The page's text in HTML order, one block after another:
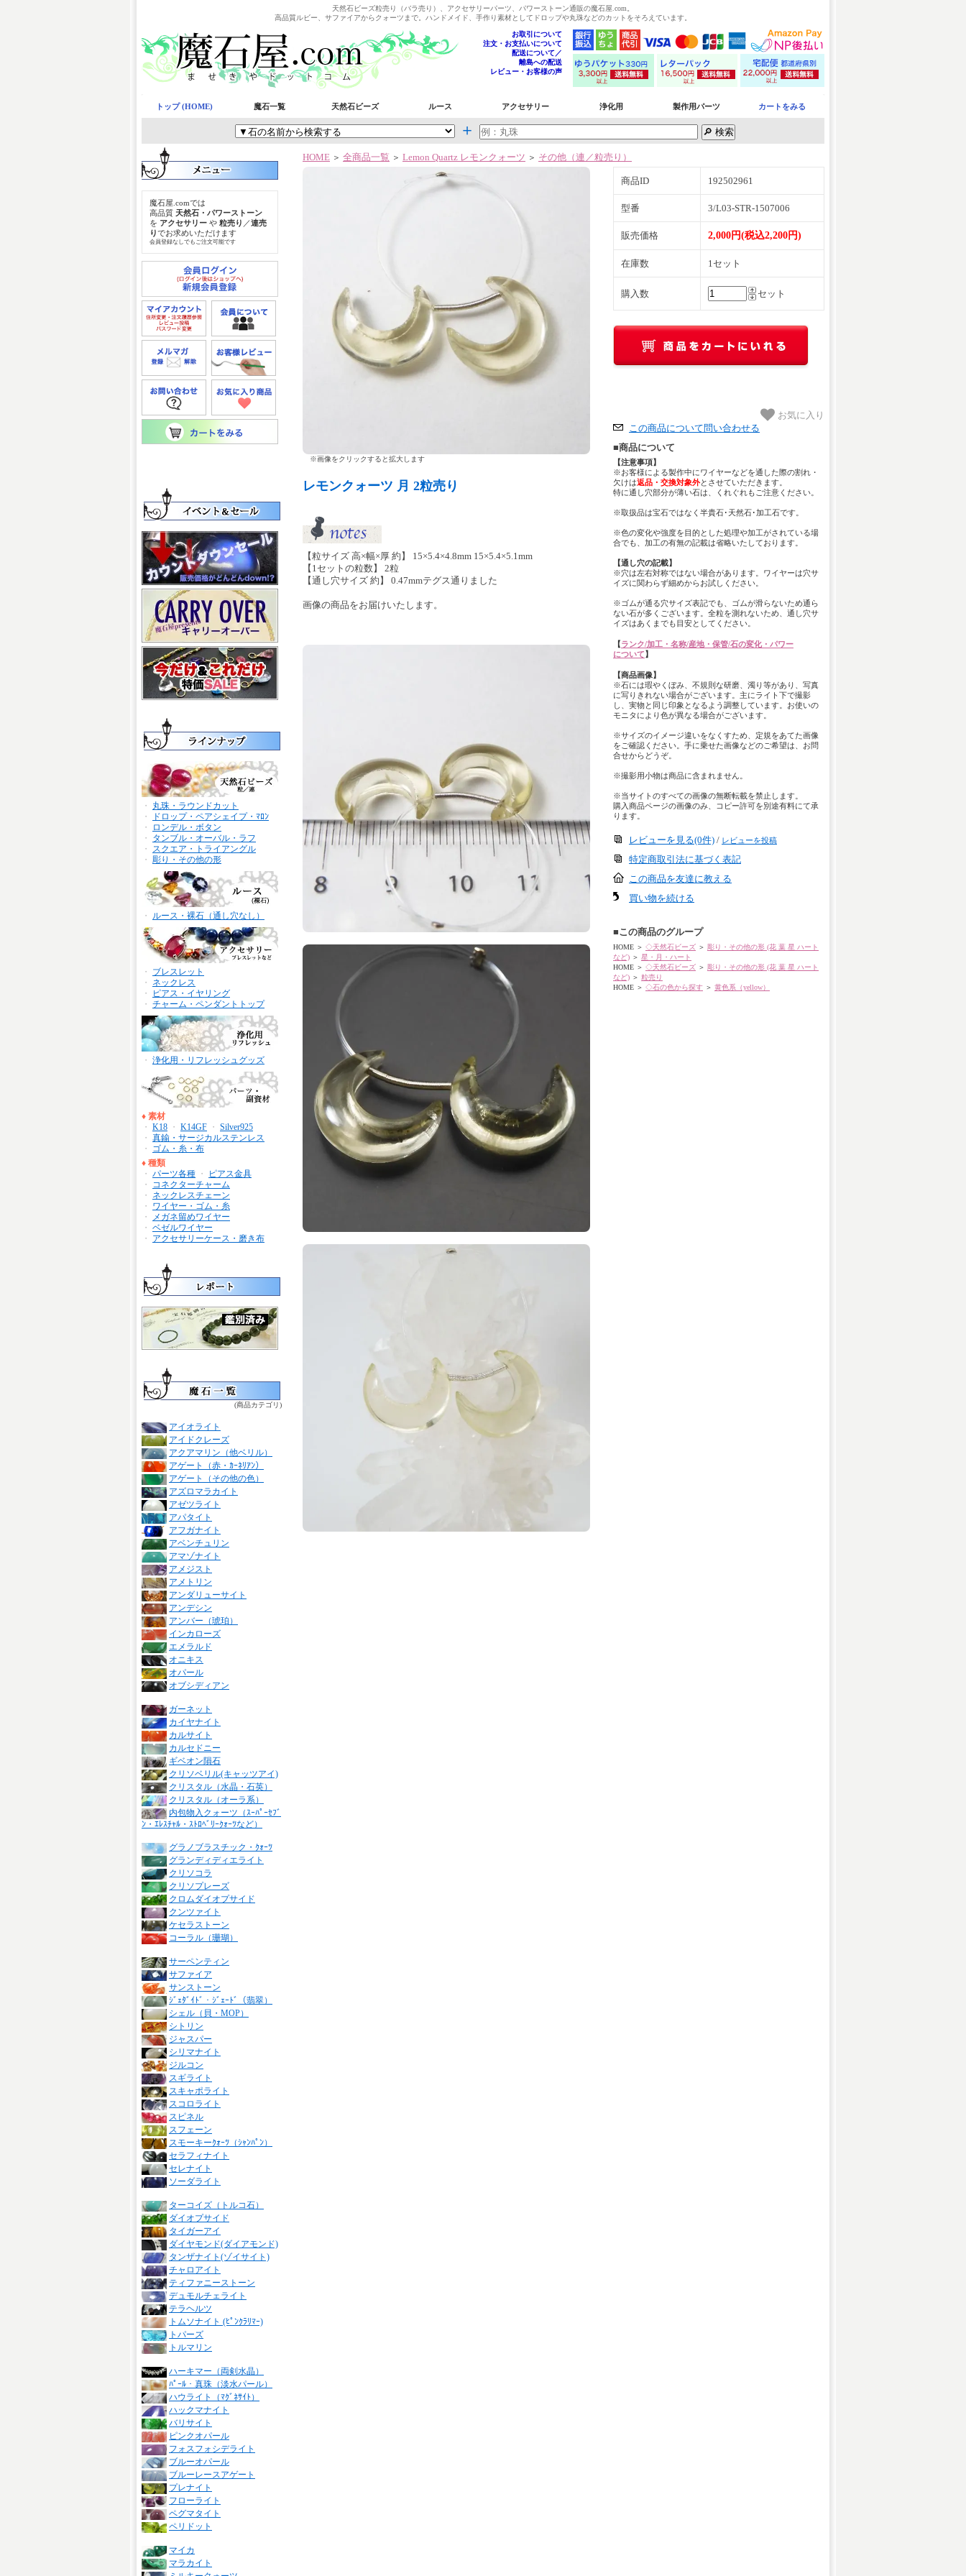
天然石ビーズ粒売り（バラ売り）、アクセサリーパーツ、パワーストーン通販の魔石屋.com。
高品質ルビー、サファイアからクォーツまで。ハンドメイド、手作り素材としてドロップや丸珠などのカットをそろえています。
お取引について
注文・お支払いについて
配送について／
離島への配送
レビュー・お客様の声
トップ (HOME) 魔石一覧 天然石ビーズ ルース アクセサリー 浄化用 製作用パーツ カートをみる
＋
魔石屋.comでは
高品質 天然石・パワーストーン
を アクセサリー や 粒売り ／連売
りでお求めいただけます
会員登録なしでもご注文可能です
・
丸珠・ラウンドカット
・
ドロップ・ペアシェイプ・ﾏﾛﾝ
・
ロンデル・ボタン
・
タンブル・オーバル・ラフ
・
スクエア・トライアングル
・ 彫り・その他の形
・ ルース・裸石（通し穴なし）
・
ブレスレット
・
ネックレス
・
ピアス・イヤリング
・ チャーム・ペンダントトップ
・ 浄化用・リフレッシュグッズ
♦ 素材
・ K18 ・ K14GF ・ Silver925
・ 真鍮・サージカルステンレス
・
ゴム・糸・布
♦ 種類
・ パーツ各種 ・
ピアス金具
・
コネクターチャーム
・
ネックレスチェーン
・
ワイヤー・ゴム・糸
・
メガネ留めワイヤー
・ ベゼルワイヤー
・
アクセサリーケース・磨き布
(商品カテゴリ)
アイオライト
アイドクレーズ
アクアマリン（他ベリル）
アゲート（赤・ｶｰﾈﾘｱﾝ）
アゲート（その他の色）
アズロマラカイト
アゼツライト
アパタイト
アフガナイト
アベンチュリン
アマゾナイト
アメジスト
アメトリン
アンダリューサイト
アンデシン
アンバー（琥珀）
インカローズ
エメラルド
オニキス
オパール
オブシディアン
ガーネット
カイヤナイト
カルサイト
カルセドニー
ギベオン隕石
クリソベリル(キャッツアイ)
クリスタル（水晶・石英）
クリスタル（オーラ系）
内包物入クォーツ（ｽｰﾊﾟｰｾﾌﾞ
ﾝ・ｴﾚｽﾁｬﾙ・ｽﾄﾛﾍﾞﾘｰｸｫｰﾂなど）
グラノブラスチック・ｸｫｰﾂ
グランディディエライト
クリソコラ
クリソプレーズ
クロムダイオプサイド
クンツァイト
ケセラストーン
コーラル（珊瑚）
サーペンティン
サファイア
サンストーン
ｼﾞｪﾀﾞｲﾄﾞ・ｼﾞｪｰﾄﾞ（翡翠）
シェル（貝・MOP）
シトリン
ジャスパー
シリマナイト
ジルコン
スギライト
スキャポライト
スコロライト
スピネル
スフェーン
スモーキーｸｫｰﾂ（ｼｬﾝﾊﾟﾝ）
セラフィナイト
セレナイト
ソーダライト
ターコイズ（トルコ石）
ダイオプサイド
タイガーアイ
ダイヤモンド(ダイアモンド)
タンザナイト(ゾイサイト)
チャロアイト
ティファニーストーン
デュモルチェライト
テラヘルツ
トムソナイト (ﾋﾟﾝｸﾗﾘﾏｰ)
トパーズ
トルマリン
ハーキマー（両剣水晶）
ﾊﾟｰﾙ・真珠（淡水パール）
ハウライト（ﾏｸﾞﾈｻｲﾄ）
ハックマナイト
バリサイト
ピンクオパール
フォスフォシデライト
ブルーオパール
ブルーレースアゲート
プレナイト
フローライト
ペグマタイト
ペリドット
マイカ
マラカイト
HOME ＞ 全商品一覧 ＞ Lemon Quartz レモンクォーツ ＞ その他（連／粒売り）
※画像をクリックすると拡大します
レモンクォーツ 月 2粒売り
【粒サイズ 高×幅×厚 約】 15×5.4×4.8mm 15×5.4×5.1mm
【1セットの粒数】 2粒
【通し穴サイズ 約】 0.47mmテグス通りました
画像の商品をお届けいたします。
商品ID 192502961
型番 3/L03-STR-1507006
販売価格 2,000円(税込2,200円)
在庫数 1セット
購入数 セット
お気に入り
この商品について問い合わせる
■商品について
【注意事項】
※お客様による製作中にワイヤーなどを通した際の割れ・
欠けは返品・交換対象外とさせていただきます。
特に通し穴部分が薄い石は、くれぐれもご注意ください。
※取扱品は宝石ではなく半貴石･天然石･加工石です。
※色の変化や強度を目的とした処理や加工がされている場
合でも、加工の有無の記載は省略いたしております。
【通し穴の記載】
※穴は左右対称ではない場合があります。ワイヤーは穴サ
イズに関わらず細めからお試しください。
※ゴムが通る穴サイズ表記でも、ゴムが滑らないため通ら
ない石が多くございます。全粒を測れないため、通し穴サ
イズはあくまでも目安としてください。
【ランク/加工・名称/産地・保管/石の変化・パワー
について】
【商品画像】
※石には瑕やくぼみ、不規則な研磨、濁り等があり、写真
に写りきれない場合がございます。主にライト下で撮影
し、実物と同じ印象となるよう調整しています。お使いの
モニタにより色が異なる場合がございます。
※サイズのイメージ違いをなくすため、定規をあてた画像
をご確認ください。手に乗せた画像などのご希望は、お問
合せからどうぞ。
※撮影用小物は商品に含まれません。
※当サイトのすべての画像の無断転載を禁止します。
購入商品ページの画像のみ、コピー許可を別途有料にて承
ります。
レビューを見る(0件) / レビューを投稿
特定商取引法に基づく表記
この商品を友達に教える
買い物を続ける
■この商品のグループ
HOME ＞ ◇天然石ビーズ ＞ 彫り・その他の形 (花 葉 星 ハート
など) ＞ 星・月・ハート
HOME ＞ ◇天然石ビーズ ＞ 彫り・その他の形 (花 葉 星 ハート
など) ＞ 粒売り
HOME ＞ ◇石の色から探す ＞ 黄色系（yellow）